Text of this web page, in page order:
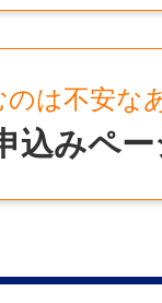
は不安な
込みペ